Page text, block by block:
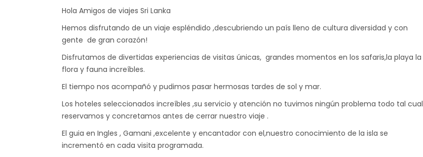
Hola Amigos de viajes Sri Lanka
Hemos disfrutando de un viaje espléndido ,descubriendo un país lleno de cultura diversidad y con
gente de gran corazón!
Disfrutamos de divertidas experiencias de visitas únicas, grandes momentos en los safaris,la playa la
flora y fauna increíbles.
El tiempo nos acompañó y pudimos pasar hermosas tardes de sol y mar.
Los hoteles seleccionados increíbles ,su servicio y atención no tuvimos ningún problema todo tal cual
reservamos y concretamos antes de cerrar nuestro viaje .
El guia en Ingles , Gamani ,excelente y encantador con el,nuestro conocimiento de la isla se
incrementó en cada visita programada.